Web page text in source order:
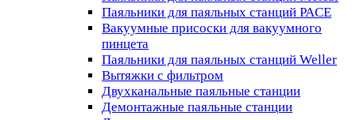
Паяльники для паяльных станций PACE
Вакуумные присоски для вакуумного
пинцета
Паяльники для паяльных станций Weller
Вытяжки с фильтром
Двухканальные паяльные станции
Демонтажные паяльные станции